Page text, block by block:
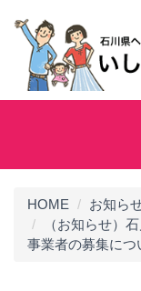
HOME
お知ら
（お知らせ）
事業者の募集につ